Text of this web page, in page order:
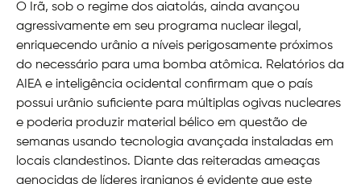
O Irã, sob o regime dos aiatolás, ainda avançou
agressivamente em seu programa nuclear ilegal,
enriquecendo urânio a níveis perigosamente próximos
do necessário para uma bomba atômica. Relatórios da
AIEA e inteligência ocidental confirmam que o país
possui urânio suficiente para múltiplas ogivas nucleares
e poderia produzir material bélico em questão de
semanas usando tecnologia avançada instaladas em
locais clandestinos. Diante das reiteradas ameaças
genocidas de líderes iranianos é evidente que este